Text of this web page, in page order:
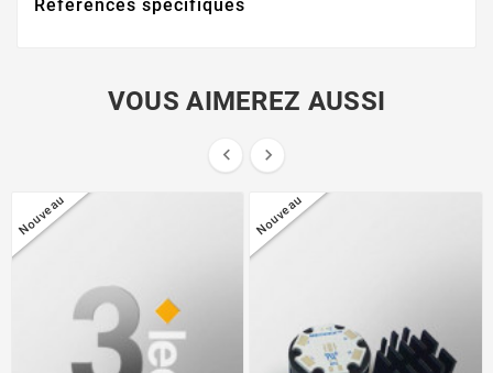
Références spécifiques
VOUS AIMEREZ AUSSI
 
Nouveau Nouveau